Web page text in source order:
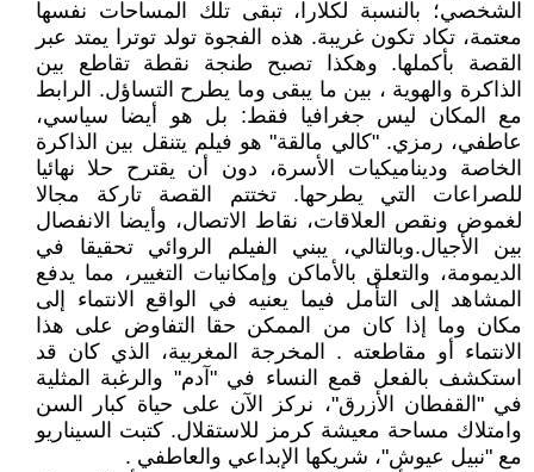
الشخصي؛ بالنسبة لكلارا، تبقى تلك المساحات نفسها
معتمة، تكاد تكون غريبة. هذه الفجوة تولد توترا يمتد عبر
القصة بأكملها. وهكذا تصبح طنجة نقطة تقاطع بين
الذاكرة والهوية ، بين ما يبقى وما يطرح التساؤل. الرابط
مع المكان ليس جغرافيا فقط: بل هو أيضا سياسي،
عاطفي، رمزي.‏ "‏‏كالي مالقة‏‏" هو فيلم يتنقل بين الذاكرة
الخاصة وديناميكيات الأسرة، دون أن يقترح حلا نهائيا
للصراعات التي يطرحها. تختتم القصة تاركة مجالا
لغموض ونقص العلاقات، نقاط الاتصال، وأيضا الانفصال
بين الأجيال.‏وبالتالي، يبني الفيلم الروائي تحقيقا في
الديمومة، والتعلق بالأماكن وإمكانيات التغيير، مما يدفع
المشاهد إلى التأمل فيما يعنيه في الواقع الانتماء إلى
مكان وما إذا كان من الممكن حقا التفاوض على هذا
الانتماء أو مقاطعته .‏ المخرجة المغربية، الذي كان قد
استكشف بالفعل قمع النساء في ‏‏"آدم"‏‏ والرغبة المثلية
في ‏‏"القفطان الأزرق‏‏"، نركز الآن على حياة كبار السن
وامتلاك مساحة معيشة كرمز للاستقلال. كتبت السيناريو
مع "نبيل عيوش"، شريكها الإبداعي والعاطفي .